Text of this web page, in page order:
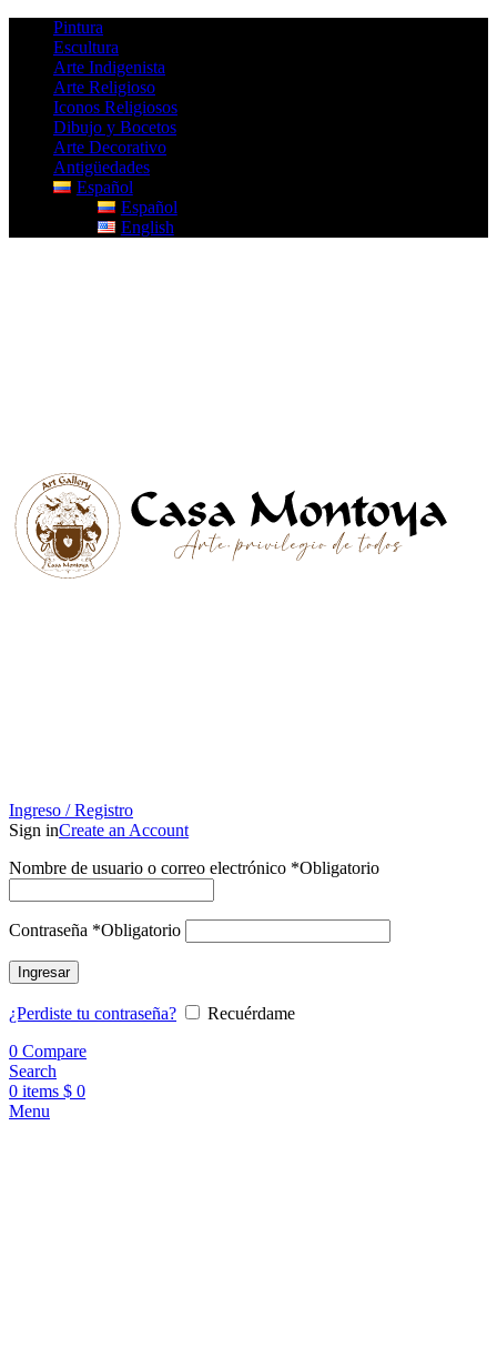
Pintura
Escultura
Arte Indigenista
Arte Religioso
Iconos Religiosos
Dibujo y Bocetos
Arte Decorativo
Antigüedades
Español
Español
English
Ingreso / Registro
Sign inCreate an Account
Nombre de usuario o correo electrónico *Obligatorio
Contraseña *Obligatorio
Ingresar
¿Perdiste tu contraseña?
Recuérdame
0 Compare
Search
0 items $ 0
Menu